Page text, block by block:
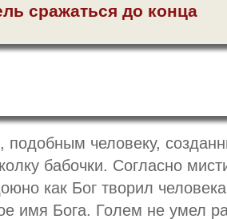
сражаться до конца
подобным человеку,
бабочки. Согласно
как Бог творил
имя Бога. Голем не умел